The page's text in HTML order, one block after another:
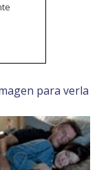
para verla